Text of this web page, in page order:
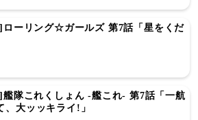
ローリング☆ガールズ 第7話「星をくだ
艦隊これくしょん -艦これ- 第7話「一航
、大ッッキライ!」